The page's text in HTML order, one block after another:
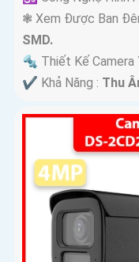
❃ Xem Được Ban
SMD.
🔩 Thiết Kế Camera
️✔️ Khả Năng : Thu